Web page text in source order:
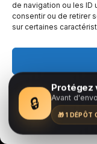
de navigation ou les ID
consentir ou de retirer
sur certaines
Échangez avec
musical, de votre
opportunités de
🔒
Protégez
Avant
🎁 1 DÉPÔT